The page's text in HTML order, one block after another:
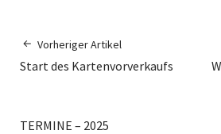
Vorheriger Artikel
Start des Kartenvorverkaufs
TERMINE – 2025